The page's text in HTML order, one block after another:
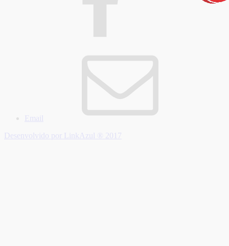
Email
Desenvolvido por LinkAzul ® 2017